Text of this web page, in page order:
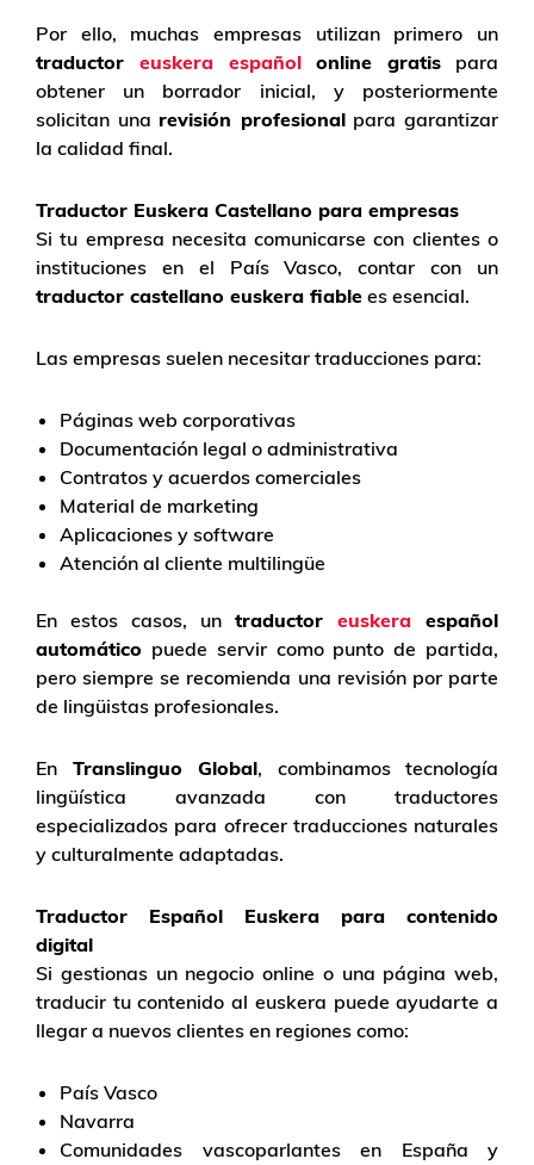
Por ello, muchas empresas utilizan primero un
traductor euskera españolonline gratis para
obtener un borrador inicial, y posteriormente
solicitan unarevisión profesionalpara garantizar
la calidad final.
Traductor Euskera Castellano para empresas
Si tu empresa necesita comunicarse con clientes o
instituciones en el País Vasco, contar con un
traductor castellano euskera fiable es esencial.
Las empresas suelen necesitar traducciones para:
Páginas web corporativas
Documentación legal o administrativa
Contratos y acuerdos comerciales
Material de marketing
Aplicaciones y software
Atención al cliente multilingüe
En estos casos, un traductor euskera español
automático puede servir como punto de partida,
pero siempre se recomienda una revisión por parte
de lingüistas profesionales.
En Translinguo Global, combinamos tecnología
lingüística avanzada con traductores
especializados para ofrecer traducciones naturales
y culturalmente adaptadas.
Traductor Español Euskera para contenido
digital
Si gestionas un negocio online o una página web,
traducir tu contenido al euskera puede ayudarte a
llegar a nuevos clientes en regiones como:
País Vasco
Navarra
Comunidades vascoparlantes en España y